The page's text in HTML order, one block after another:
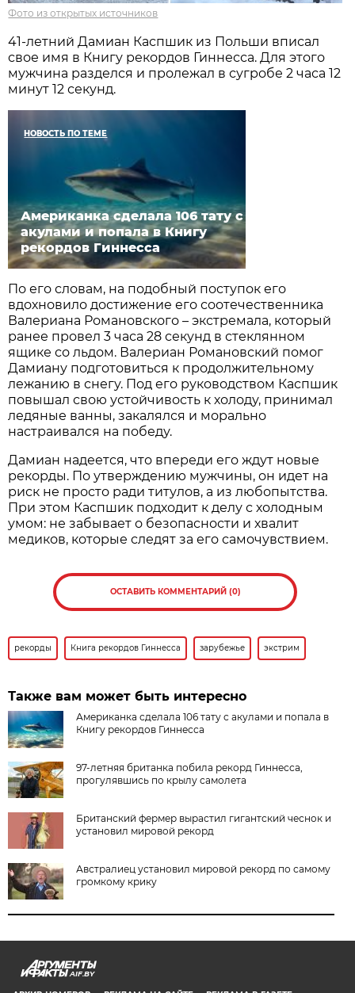
Фото из открытых источников
41-летний Дамиан Каспшик из Польши вписал
свое имя в Книгу рекордов Гиннесса. Для этого
мужчина разделся и пролежал в сугробе 2 часа 12
минут 12 секунд.
НОВОСТЬ ПО ТЕМЕ
Американка сделала 106 тату с
акулами и попала в Книгу
рекордов Гиннесса
По его словам, на подобный поступок его
вдохновило достижение его соотечественника
Валериана Романовского – экстремала, который
ранее провел 3 часа 28 секунд в стеклянном
ящике со льдом. Валериан Романовский помог
Дамиану подготовиться к продолжительному
лежанию в снегу. Под его руководством Каспшик
повышал свою устойчивость к холоду, принимал
ледяные ванны, закалялся и морально
настраивался на победу.
Дамиан надеется, что впереди его ждут новые
рекорды. По утверждению мужчины, он идет на
риск не просто ради титулов, а из любопытства.
При этом Каспшик подходит к делу с холодным
умом: не забывает о безопасности и хвалит
медиков, которые следят за его самочувствием.
ОСТАВИТЬ КОММЕНТАРИЙ (0)
рекорды Книга рекордов Гиннесса зарубежье экстрим
Также вам может быть интересно
Американка сделала 106 тату с акулами и попала в
Книгу рекордов Гиннесса
97-летняя британка побила рекорд Гиннесса,
прогулявшись по крылу самолета
Британский фермер вырастил гигантский чеснок и
установил мировой рекорд
Австралиец установил мировой рекорд по самому
громкому крику
AIF.BY